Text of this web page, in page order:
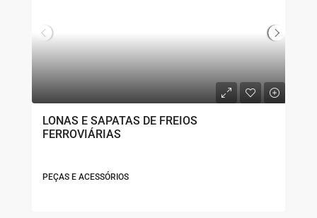
LONAS E SAPATAS DE FREIOS
FERROVIÁRIAS
PEÇAS E ACESSÓRIOS